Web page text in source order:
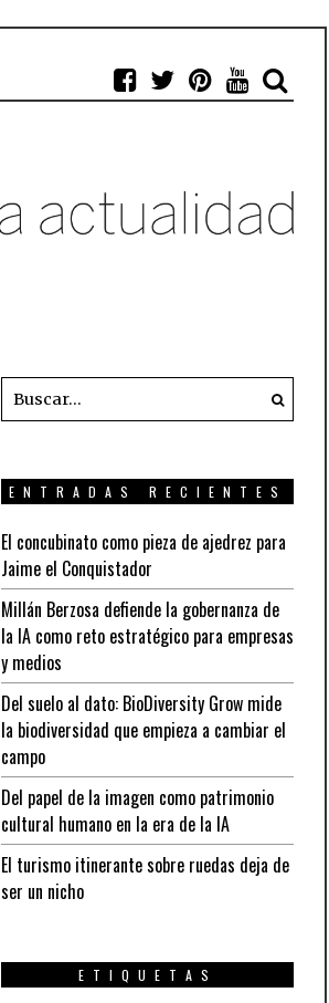
ENTRADAS RECIENTES
El concubinato como pieza de ajedrez para
Jaime el Conquistador
Millán Berzosa defiende la gobernanza de
la IA como reto estratégico para empresas
y medios
Del suelo al dato: BioDiversity Grow mide
la biodiversidad que empieza a cambiar el
campo
Del papel de la imagen como patrimonio
cultural humano en la era de la IA
El turismo itinerante sobre ruedas deja de
ser un nicho
ETIQUETAS